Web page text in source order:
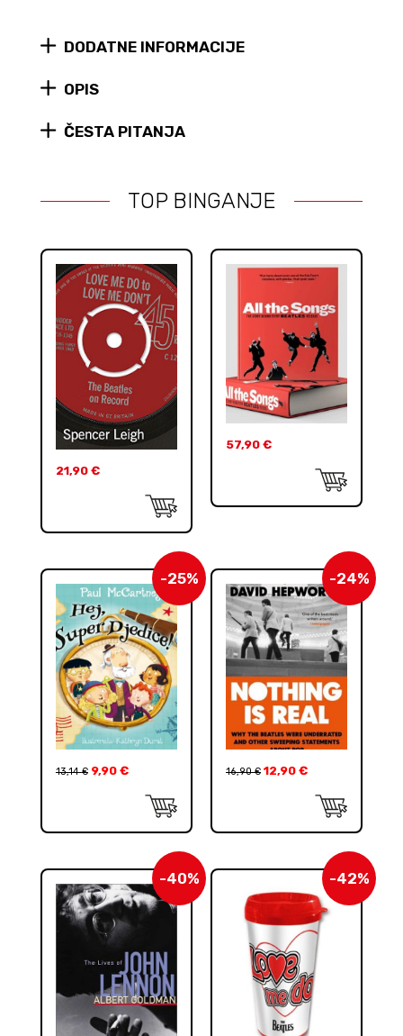
quantity
DODATNE INFORMACIJE
OPIS
ČESTA PITANJA
TOP BINGANJE
21,90 €
57,90 €
-25%
13,14€ 9,90 €
-24%
16,90€ 12,90 €
-40% -42%